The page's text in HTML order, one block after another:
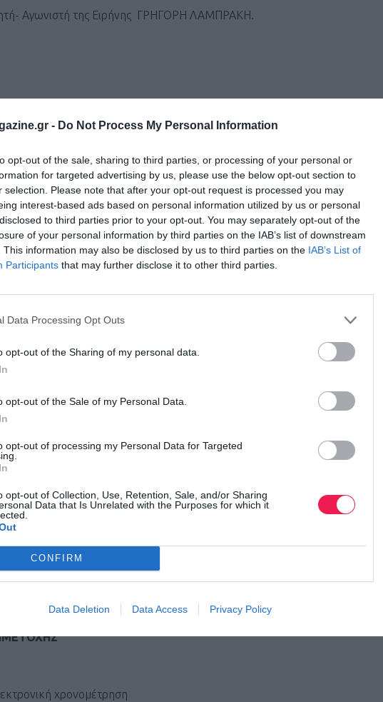
- Do Not Process My Personal Information
opt-out of the sale, sharing to third parties, or processing of your personal or
for targeted advertising by us, please use the below opt-out section to
selection. Please note that after your opt-out request is processed you may
interest-based ads based on personal information utilized by us or personal
to third parties prior to your opt-out. You may separately opt-out of the
of your personal information by third parties on the IAB’s list of downstream
This information may also be disclosed by us to third parties on the IAB’s List of
Participants that may further disclose it to other third parties.
Data Processing Opt Outs
opt-out of the Sharing of my personal data.
opt-out of the Sale of my Personal Data.
opt-out of processing my Personal Data for Targeted
opt-out of Collection, Use, Retention, Sale, and/or Sharing
Data that Is Unrelated with the Purposes for which it
CONFIRM
Data Deletion Data Access Privacy Policy
Αγωνιστή της Ειρήνης ΓΡΗΓΟΡΗ ΛΑΜΠΡΑΚΗ.
Γεωργίου, Κάθοδος, Λεωφ. Παπάγου, Αναστροφή, Πολυφήμου, Άνοδος ,
,Δεξιά, Γ. Παπανδρέου, Αναστροφή, Καββαθά, Κάθοδος, Γ. Παπανδρέου,
Πλατεία Γαρδένια.
άνω των 18 ετών οι οποίοι τρέχουν με δική τους ευθύνη.
ΤΕΡΜΑΤΙΣΜΟΥ
χρονομέτρηση